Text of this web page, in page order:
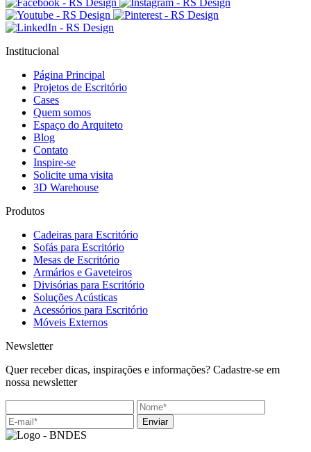
Institucional
Página Principal
Projetos de Escritório
Cases
Quem somos
Espaço do Arquiteto
Blog
Contato
Inspire-se
Solicite uma visita
3D Warehouse
Produtos
Cadeiras para Escritório
Sofás para Escritório
Mesas de Escritório
Armários e Gaveteiros
Divisórias para Escritório
Soluções Acústicas
Acessórios para Escritório
Móveis Externos
Newsletter
Quer receber dicas, inspirações e informações? Cadastre-se em
nossa newsletter
Enviar